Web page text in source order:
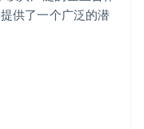
供了一个广泛的潜